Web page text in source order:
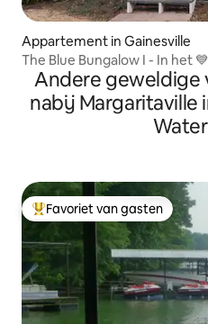
Appartement in Gainesville
The Blue Bungalow I - In het
Andere geweldige
nabij Margaritaville
Topfavoriet van gasten
Favoriet van gasten